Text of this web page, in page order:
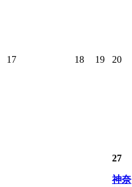
17 18 19 20
27
神奈